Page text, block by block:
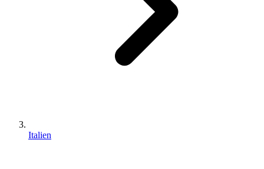
Italien